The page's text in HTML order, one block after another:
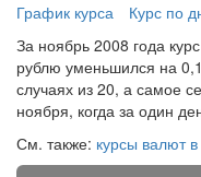
График курса
Курс по
За ноябрь 2008 года
рублю уменьшился на
случаях из 20, а самое
ноября, когда за один
См. также: курсы валют